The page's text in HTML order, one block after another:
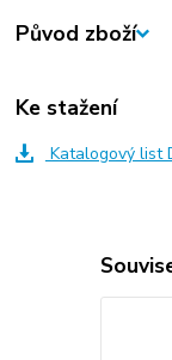
Původ zboží
Ke stažení
Katalogový list